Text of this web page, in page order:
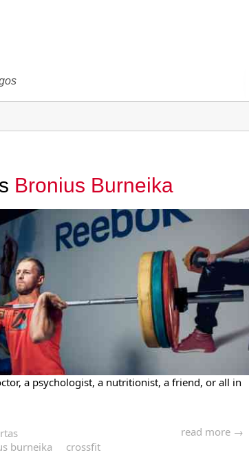
Bronius Burneika
a psychologist, a nutritionist, a friend, or all in
read more →
burneika crossfit